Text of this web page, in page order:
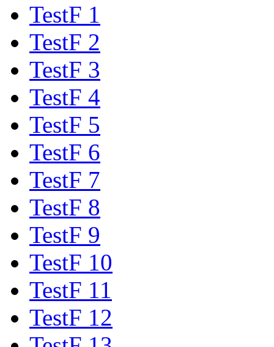
TestF 1
TestF 2
TestF 3
TestF 4
TestF 5
TestF 6
TestF 7
TestF 8
TestF 9
TestF 10
TestF 11
TestF 12